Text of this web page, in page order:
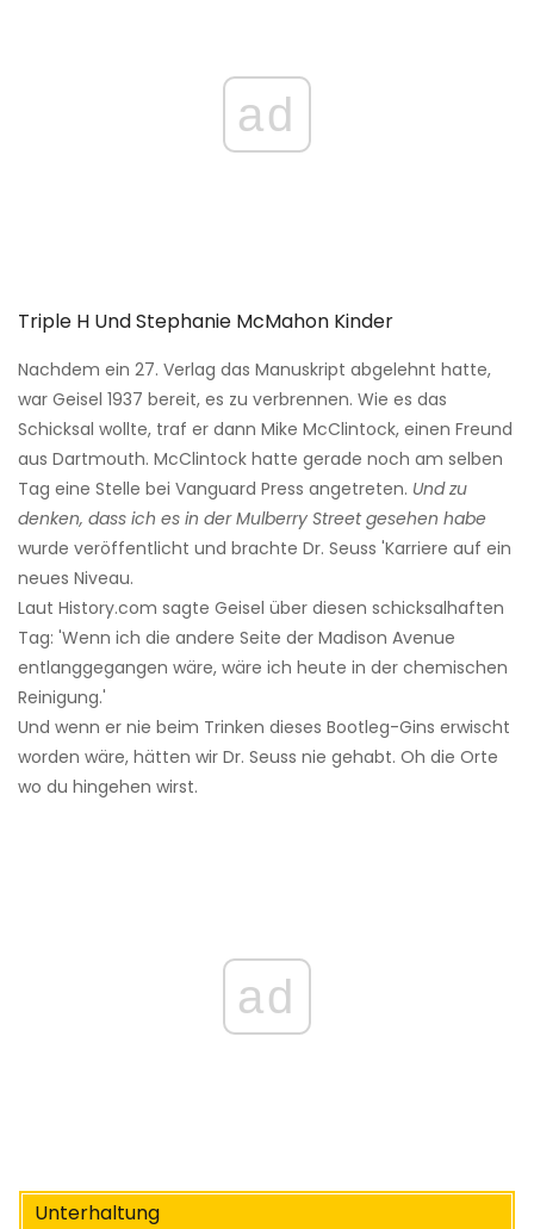
ad
Triple H Und Stephanie McMahon Kinder
Nachdem ein 27. Verlag das Manuskript abgelehnt hatte,
war Geisel 1937 bereit, es zu verbrennen. Wie es das
Schicksal wollte, traf er dann Mike McClintock, einen Freund
aus Dartmouth. McClintock hatte gerade noch am selben
Tag eine Stelle bei Vanguard Press angetreten. Und zu
denken, dass ich es in der Mulberry Street gesehen habe
wurde veröffentlicht und brachte Dr. Seuss 'Karriere auf ein
neues Niveau.
Laut History.com sagte Geisel über diesen schicksalhaften
Tag: 'Wenn ich die andere Seite der Madison Avenue
entlanggegangen wäre, wäre ich heute in der chemischen
Reinigung.'
Und wenn er nie beim Trinken dieses Bootleg-Gins erwischt
worden wäre, hätten wir Dr. Seuss nie gehabt. Oh die Orte
wo du hingehen wirst.
ad
Unterhaltung